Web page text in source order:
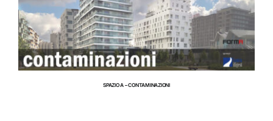
SPAZIO A
SPAZIO A – CONTAMINAZIONI